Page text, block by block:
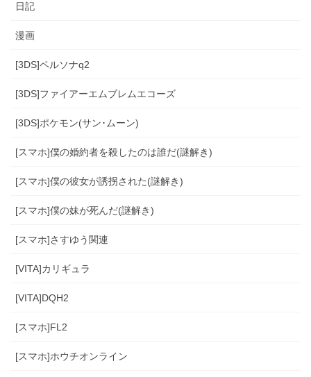
日記
漫画
[3DS]ペルソナq2
[3DS]ファイアーエムブレムエコーズ
[3DS]ポケモン(サン･ムーン)
[スマホ]僕の婚約者を殺したのは誰だ(謎解き)
[スマホ]僕の彼女が誘拐された(謎解き)
[スマホ]僕の妹が死んだ(謎解き)
[スマホ]さすゆう関連
[VITA]カリギュラ
[VITA]DQH2
[スマホ]FL2
[スマホ]ホウチオンライン